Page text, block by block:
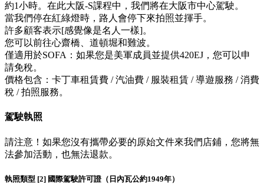
約1小時。在此大阪-S課程中，我們將在大阪市中心駕駛。
當我們停在紅綠燈時，路人會停下來拍照並揮手。
許多顧客表示[感覺像是名人一樣]。
您可以前往心齋橋、道頓堀和難波。
僅適用於SOFA：如果您是美軍成員並提供420EJ，您可以申
請免稅。
價格包含：卡丁車租賃費 / 汽油費 / 服裝租賃 / 導遊服務 / 消費
稅 / 拍照服務。
駕駛執照
請注意！如果您沒有攜帶必要的原始文件來我們店鋪，您將無
法參加活動，也無法退款。
執照類型 [2] 國際駕駛許可證（日內瓦公約1949年）